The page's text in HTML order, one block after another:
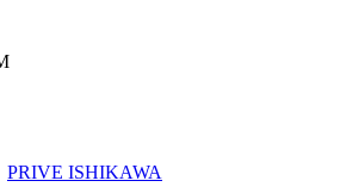
PRIVE ISHIKAWA